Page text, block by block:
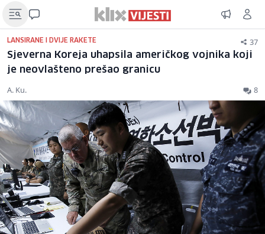
LANSIRANE I DVIJE RAKETE 37
Sjeverna Koreja uhapsila američkog vojnika koji
je neovlašteno prešao granicu
A. Ku. 8